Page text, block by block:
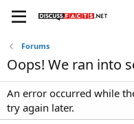
Forums
Oops! We ran into
An error occurred while
try again later.